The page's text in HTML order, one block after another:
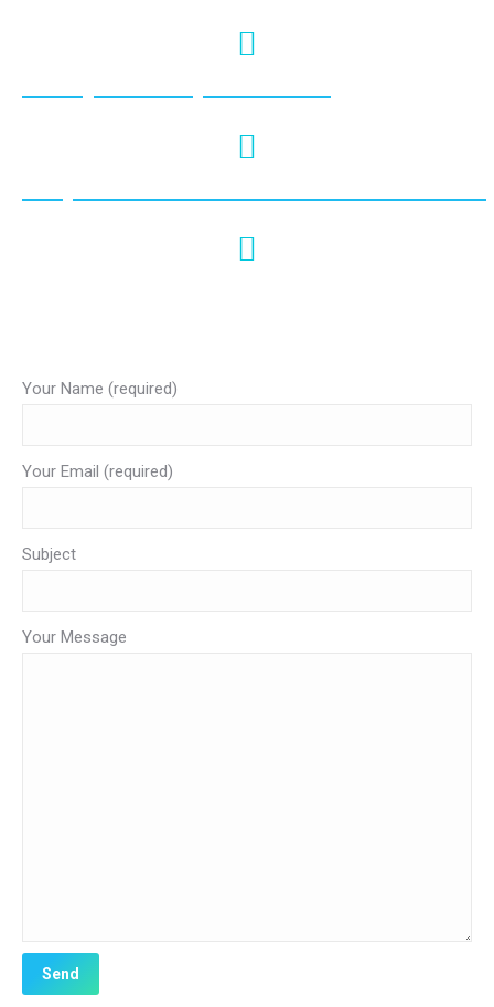
Your Name (required)
Your Email (required)
Subject
Your Message